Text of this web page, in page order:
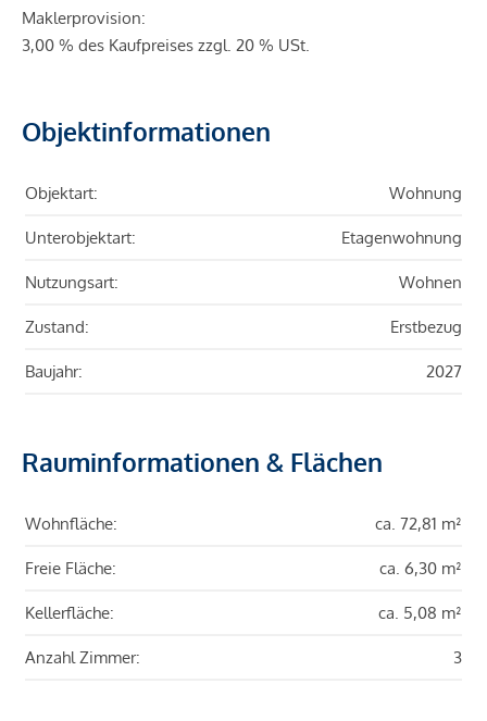
Maklerprovision:
3,00 % des Kaufpreises zzgl. 20 % USt.
Objektinformationen
Objektart: Wohnung
Unterobjektart: Etagenwohnung
Nutzungsart: Wohnen
Zustand: Erstbezug
Baujahr: 2027
Rauminformationen & Flächen
Wohnfläche: ca. 72,81 m²
Freie Fläche: ca. 6,30 m²
Kellerfläche: ca. 5,08 m²
Anzahl Zimmer: 3